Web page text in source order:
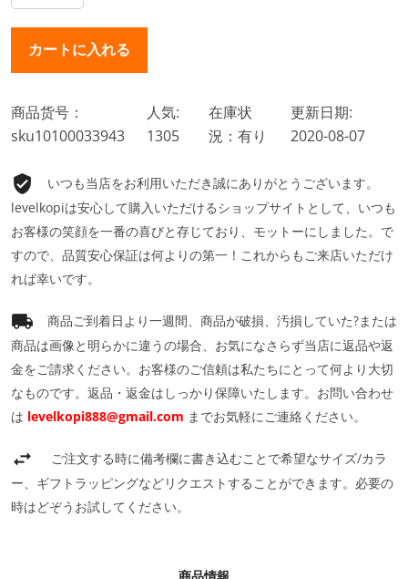
商品货号：
sku10100033943
人気:
1305
在庫状
況：有り
更新日期:
2020-08-07
いつも当店をお利用いただき誠にありがとうございます。
levelkopiは安心して購入いただけるショップサイトとして、いつも
お客様の笑顔を一番の喜びと存じており、モットーにしました。で
すので、品質安心保証は何よりの第一！これからもご来店いただけ
れば幸いです。
商品ご到着日より一週間、商品が破損、汚損していた?または
商品は画像と明らかに違うの場合、お気になさらず当店に返品や返
金をご請求ください。お客様のご信頼は私たちにとって何より大切
なものです。返品・返金はしっかり保障いたします。お問い合わせ
は levelkopi888@gmail.com までお気軽にご連絡ください。
ご注文する時に備考欄に書き込むことで希望なサイズ/カラ
ー、ギフトラッピングなどリクエストすることができます。必要の
時はどぞうお試してください。